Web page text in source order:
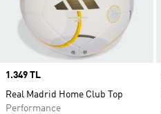
Price
1.349 TL
Real Madrid Home Club Top
Performance